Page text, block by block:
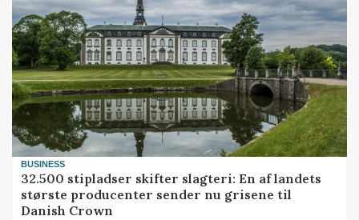
BUSINESS
32.500 stipladser skifter slagteri: En af landets
største producenter sender nu grisene til
Danish Crown